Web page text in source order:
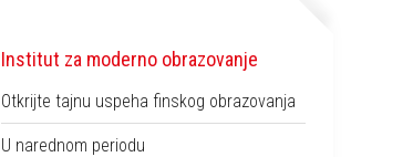
Institut za moderno obrazovanje
Otkrijte tajnu uspeha finskog obrazovanja
U narednom periodu